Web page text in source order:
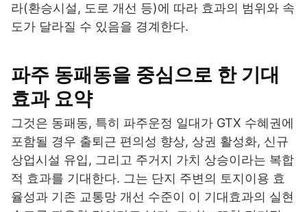
라(환승시설, 도로 개선 등)에 따라 효과의 범위와 속
도가 달라질 수 있음을 경계한다.
파주 동패동을 중심으로 한 기대
효과 요약
그것은 동패동, 특히 파주운정 일대가 GTX 수혜권에
포함될 경우 출퇴근 편의성 향상, 상권 활성화, 신규
상업시설 유입, 그리고 주거지 가치 상승이라는 복합
적 효과를 기대한다. 그는 단지 주변의 토지이용 효
율성과 기존 교통망 개선 수준이 이 기대효과의 실현